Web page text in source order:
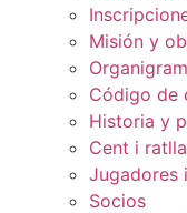
Misión y
Código de
Historia y
Cent i ratlla
Jugadores
Socios